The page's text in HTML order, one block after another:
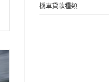
機車貸款種類